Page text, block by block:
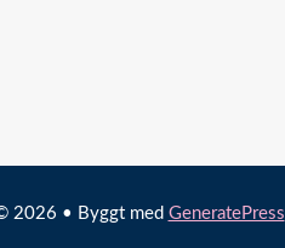
2026 • Byggt med GeneratePress